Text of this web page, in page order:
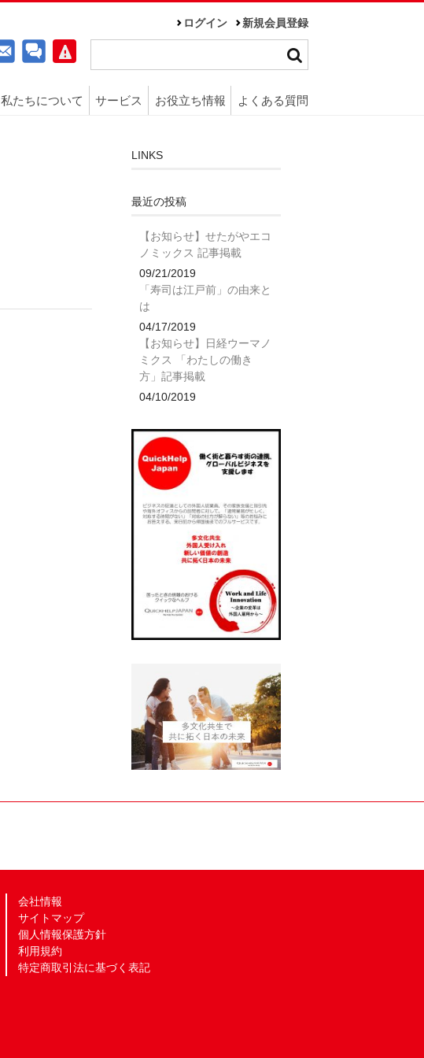
ログイン 新規会員登録
私たちについて サービス お役立ち情報 よくある質問
LINKS
最近の投稿
【お知らせ】せたがやエコ
ノミックス 記事掲載
09/21/2019
「寿司は江戸前」の由来と
は
04/17/2019
【お知らせ】日経ウーマノ
ミクス 「わたしの働き
方」記事掲載
04/10/2019
会社情報
サイトマップ
個人情報保護方針
利用規約
特定商取引法に基づく表記